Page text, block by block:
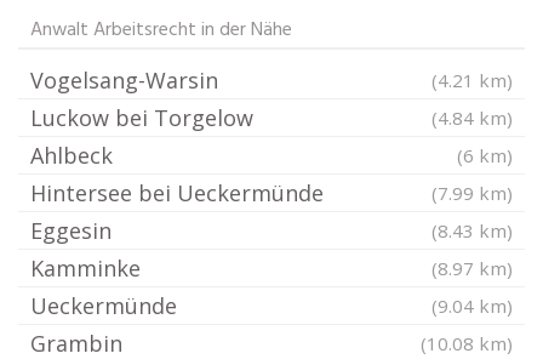
Anwalt Arbeitsrecht in der Nähe
Vogelsang-Warsin (4.21 km)
Luckow bei Torgelow (4.84 km)
Ahlbeck (6 km)
Hintersee bei Ueckermünde (7.99 km)
Eggesin (8.43 km)
Kamminke (8.97 km)
Ueckermünde (9.04 km)
Grambin (10.08 km)